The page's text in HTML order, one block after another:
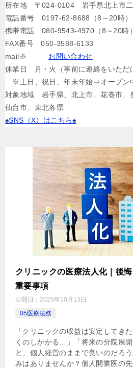
所在地 〒024-0104 岩手県北上市二
電話番号 0197-62-8688（8～20時）
携帯電話 080-9543-4970（8～20時）
FAX番号 050-3588-6133
mail※ お問い合わせ
休業日 月・火（事前に連絡をいただ
※土日、祝日、年末年始⇒オープン
対象地域 岩手県、北上市、花巻市、
仙台市、東北各県
♠SNS（X）はこちら♠
クリニックの医療法人化｜後
重要事項
公開日： 2025年10月13日
05医療法務
「クリニックの収益は安定してき
くのしかかる…」「将来の分院展
と、個人経営のままで良いのだろ
みはありませんか？個人開業医の